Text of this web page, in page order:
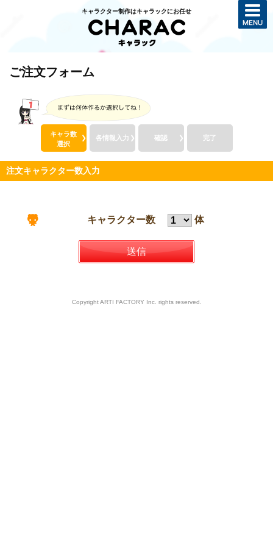
キャラクター制作はキャラックにお任せ
ご注文フォーム
キャラ数
選択
各情報入力 確認 完了
注文キャラクター数入力
キャラクター数 体
Copyright ARTI FACTORY Inc. rights reserved.